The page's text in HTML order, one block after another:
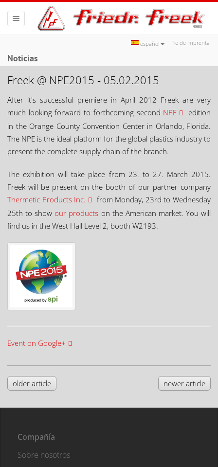
Pie de imprenta
español
Toggle
navigation
Noticias
Freek @ NPE2015 - 05.02.2015
After it's successful premiere in April 2012 Freek are very
much looking forward to forthcoming second NPE
edition
in the Orange County Convention Center in Orlando, Florida.
The NPE is the ideal platform for the global plastics industry to
present the complete supply chain of the branch.
The exhibition will take place from 23. to 27. March 2015.
Freek will be present on the booth of our partner company
Thermetic Products Inc.
from Monday, 23rd to Wednesday
25th to show our products on the American market. You will
find us in the West Hall Level 2, booth W2193.
Event on Google+
older article newer article
Compañía
Sobre nosotros